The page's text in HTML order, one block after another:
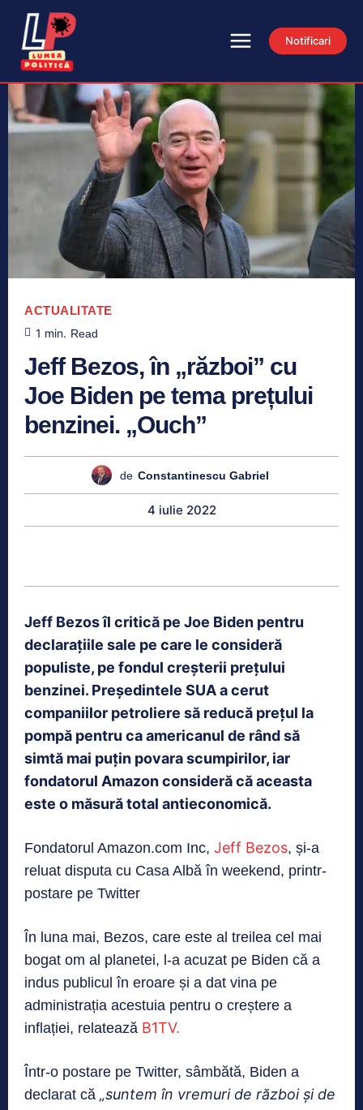
Notificari
ACTUALITATE
1 min. Read
Jeff Bezos, în „război” cu
Joe Biden pe tema prețului
benzinei. „Ouch”
de Constantinescu Gabriel
4 iulie 2022
Jeff Bezos îl critică pe Joe Biden pentru
declarațiile sale pe care le consideră
populiste, pe fondul creșterii prețului
benzinei. Președintele SUA a cerut
companiilor petroliere să reducă prețul la
pompă pentru ca americanul de rând să
simtă mai puțin povara scumpirilor, iar
fondatorul Amazon consideră că aceasta
este o măsură total antieconomică.
Fondatorul Amazon.com Inc, Jeff Bezos, și-a
reluat disputa cu Casa Albă în weekend, printr-
postare pe Twitter
În luna mai, Bezos, care este al treilea cel mai
bogat om al planetei, l-a acuzat pe Biden că a
indus publicul în eroare și a dat vina pe
administrația acestuia pentru o creștere a
inflației, relatează B1TV.
Într-o postare pe Twitter, sâmbătă, Biden a
declarat că „suntem în vremuri de război și de